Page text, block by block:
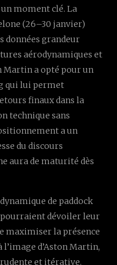
moment clé. La
(26–30 janvier)
données grandeur
aérodynamiques et
Martin a opté pour un
qui lui permet
finaux dans la
technique sans
a un
du discours
aura de maturité dès
de paddock
pourraient dévoiler leur
maximiser la présence
l’image d’Aston Martin,
et itérative.